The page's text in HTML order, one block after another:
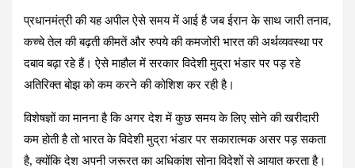
प्रधानमंत्री की यह अपील ऐसे समय में आई है जब ईरान के साथ जारी तनाव,
कच्चे तेल की बढ़ती कीमतें और रुपये की कमजोरी भारत की अर्थव्यवस्था पर
दबाव बढ़ा रहे हैं। ऐसे माहौल में सरकार विदेशी मुद्रा भंडार पर पड़ रहे
अतिरिक्त बोझ को कम करने की कोशिश कर रही है।
विशेषज्ञों का मानना है कि अगर देश में कुछ समय के लिए सोने की खरीदारी
कम होती है तो भारत के विदेशी मुद्रा भंडार पर सकारात्मक असर पड़ सकता
है, क्योंकि देश अपनी जरूरत का अधिकांश सोना विदेशों से आयात करता है।